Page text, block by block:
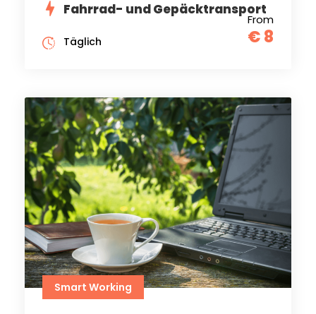
Fahrrad- und Gepäcktransport
From
€ 8
Täglich
Smart Working